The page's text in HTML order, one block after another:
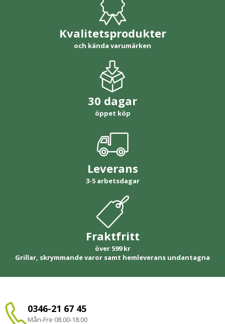
Kvalitetsprodukter
och kända varumärken
30 dagar
öppet köp
Leverans
3-5 arbetsdagar
Fraktfritt
över 599 kr
Grillar, skrymmande varor samt hemleverans undantagna
0346-21 67 45
Mån-Fre 08.00-18.00